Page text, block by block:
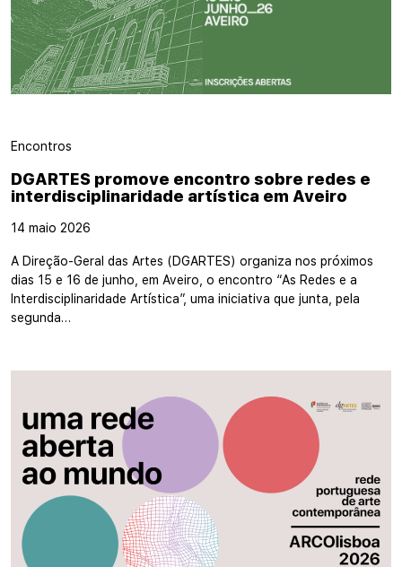
Encontros
DGARTES promove encontro sobre redes e
interdisciplinaridade artística em Aveiro
14 maio 2026
A Direção-Geral das Artes (DGARTES) organiza nos próximos
dias 15 e 16 de junho, em Aveiro, o encontro “As Redes e a
Interdisciplinaridade Artística”, uma iniciativa que junta, pela
segunda…